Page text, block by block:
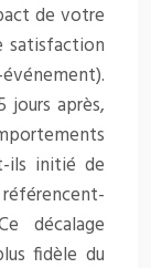
de votre
satisfaction
jours après,
ils initié de
référencent-
décalage
fidèle du